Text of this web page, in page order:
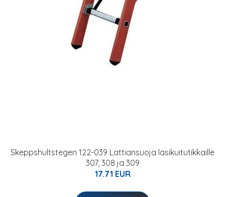
Skeppshultstegen 122-039 Lattiansuoja lasikuitutikkaille
307, 308 ja 309
17.71 EUR